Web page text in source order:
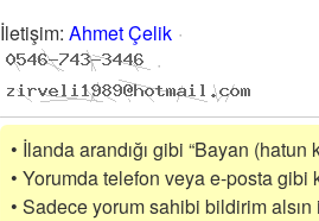
İletişim: Ahmet Çelik
• İlanda arandığı gibi “Bayan
• Yorumda telefon veya e-posta
• Sadece yorum sahibi bildirim